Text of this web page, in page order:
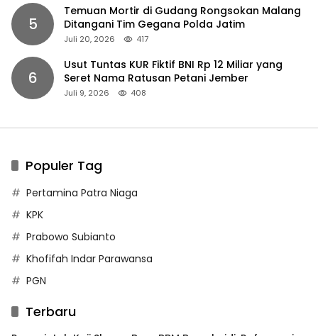
5
Temuan Mortir di Gudang Rongsokan Malang
Ditangani Tim Gegana Polda Jatim
Juli 20, 2026 417
6
Usut Tuntas KUR Fiktif BNI Rp 12 Miliar yang
Seret Nama Ratusan Petani Jember
Juli 9, 2026 408
Populer Tag
Pertamina Patra Niaga
KPK
Prabowo Subianto
Khofifah Indar Parawansa
PGN
Terbaru